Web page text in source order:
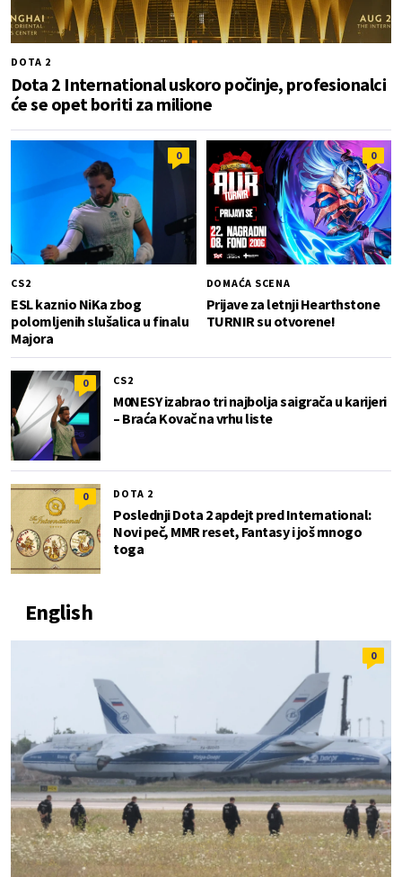
DOTA 2
Dota 2 International uskoro počinje, profesionalci
će se opet boriti za milione
0
CS2
ESL kaznio NiKa zbog
polomljenih slušalica u finalu
Majora
0
DOMAĆA SCENA
Prijave za letnji Hearthstone
TURNIR su otvorene!
0 CS2
M0NESY izabrao tri najbolja saigrača u karijeri
– Braća Kovač na vrhu liste
0 DOTA 2
Poslednji Dota 2 apdejt pred International:
Novi peč, MMR reset, Fantasy i još mnogo
toga
English
0